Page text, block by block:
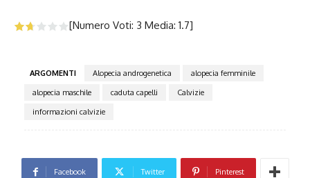
[Numero Voti: 3 Media: 1.7]
ARGOMENTI Alopecia androgenetica
alopecia femminile
alopecia maschile
caduta capelli
Calvizie
informazioni calvizie
Facebook Twitter Pinterest